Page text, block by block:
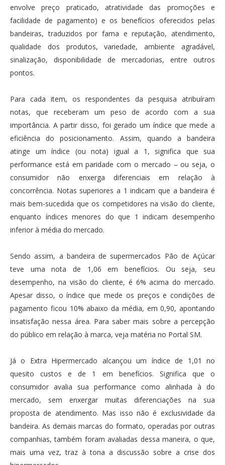
envolve preço praticado, atratividade das promoções e
facilidade de pagamento) e os benefícios oferecidos pelas
bandeiras, traduzidos por fama e reputação, atendimento,
qualidade dos produtos, variedade, ambiente agradável,
sinalização, disponibilidade de mercadorias, entre outros
pontos.
Para cada item, os respondentes da pesquisa atribuíram
notas, que receberam um peso de acordo com a sua
importância. A partir disso, foi gerado um índice que mede a
eficiência do posicionamento. Assim, quando a bandeira
atinge um índice (ou nota) igual a 1, significa que sua
performance está em paridade com o mercado – ou seja, o
consumidor não enxerga diferenciais em relação à
concorrência. Notas superiores a 1 indicam que a bandeira é
mais bem-sucedida que os competidores na visão do cliente,
enquanto índices menores do que 1 indicam desempenho
inferior à média do mercado.
Sendo assim, a bandeira de supermercados Pão de Açúcar
teve uma nota de 1,06 em benefícios. Ou seja, seu
desempenho, na visão do cliente, é 6% acima do mercado.
Apesar disso, o índice que mede os preços e condições de
pagamento ficou 10% abaixo da média, em 0,90, apontando
insatisfação nessa área. Para saber mais sobre a percepção
do público em relação à marca, veja matéria no Portal SM.
Já o Extra Hipermercado alcançou um índice de 1,01 no
quesito custos e de 1 em benefícios. Significa que o
consumidor avalia sua performance como alinhada à do
mercado, sem enxergar muitas diferenciações na sua
proposta de atendimento. Mas isso não é exclusividade da
bandeira. As demais marcas do formato, operadas por outras
companhias, também foram avaliadas dessa maneira, o que,
mais uma vez, traz à tona a discussão sobre a crise dos